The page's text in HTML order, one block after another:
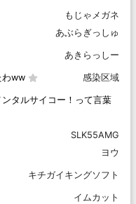
もじゃメガネ
あぶらぎっしゅ
あきらっしー
わww 感染区域
タルサイコー！って言葉
SLK55AMG
ヨウ
キチガイキングソフト
イムカット